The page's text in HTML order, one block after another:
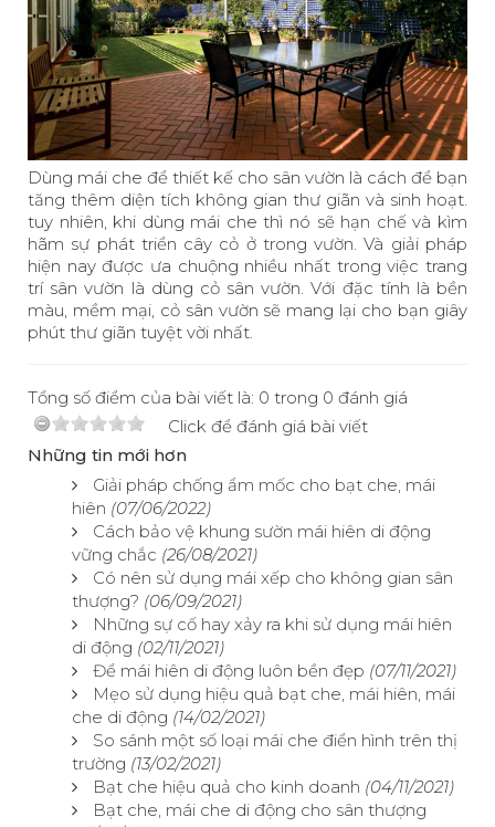
Dùng mái che để thiết kế cho sân vườn là cách để bạn
tăng thêm diện tích không gian thư giãn và sinh hoạt.
tuy nhiên, khi dùng mái che thì nó sẽ hạn chế và kìm
hãm sự phát triển cây cỏ ở trong vườn. Và giải pháp
hiện nay được ưa chuộng nhiều nhất trong việc trang
trí sân vườn là dùng cỏ sân vườn. Với đặc tính là bền
màu, mềm mại, cỏ sân vườn sẽ mang lại cho bạn giây
phút thư giãn tuyệt vời nhất.
Tổng số điểm của bài viết là: 0 trong 0 đánh giá
Click để đánh giá bài viết
Những tin mới hơn
Giải pháp chống ẩm mốc cho bạt che, mái
hiên (07/06/2022)
Cách bảo vệ khung sườn mái hiên di động
vững chắc (26/08/2021)
Có nên sử dụng mái xếp cho không gian sân
thượng? (06/09/2021)
Những sự cố hay xảy ra khi sử dụng mái hiên
di động (02/11/2021)
Để mái hiên di động luôn bền đẹp (07/11/2021)
Mẹo sử dụng hiệu quả bạt che, mái hiên, mái
che di động (14/02/2021)
So sánh một số loại mái che điển hình trên thị
trường (13/02/2021)
Bạt che hiệu quả cho kinh doanh (04/11/2021)
Bạt che, mái che di động cho sân thượng